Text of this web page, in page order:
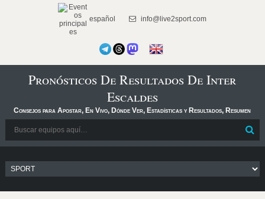
español info@live2sport.com
Pronósticos De Resultados De Inter
Escaldes
Consejos para Apostar, En Vivo, Dónde Ver, Estadísticas y Resultados, Resumen